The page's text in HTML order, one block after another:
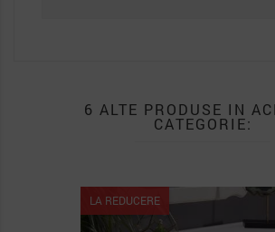
6 ALTE PRODUSE IN
CATEGORIE:
LA REDUCERE